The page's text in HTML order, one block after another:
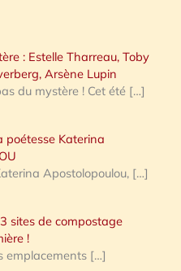
: Estelle Tharreau, Toby
Arsène Lupin
du mystère ! Cet été […]
poétesse Katerina
Apostolopoulou, […]
sites de compostage
!
emplacements […]